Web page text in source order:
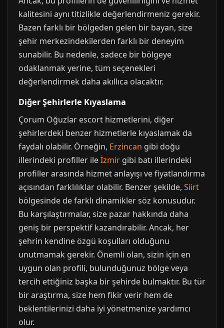
kalitesini aynı titizlikle değerlendirmeniz gerekir.
Bazen farklı bir bölgeden gelen bir bayan, size
şehir merkezindekilerden farklı bir deneyim
sunabilir. Bu nedenle, sadece bir bölgeye
odaklanmak yerine, tüm seçenekleri
değerlendirmek daha akıllıca olacaktır.
Diğer Şehirlerle Kıyaslama
Çorum Oğuzlar escort hizmetlerini, diğer
şehirlerdeki benzer hizmetlerle kıyaslamak da
faydalı olabilir. Örneğin, Erzincan gibi doğu
illerindeki profiller ileİzmir gibi batı illerindeki
profiller arasında hizmet anlayışı ve fiyatlandırma
açısından farklılıklar olabilir. Benzer şekilde, Siirt
bölgesinde de farklı dinamikler söz konusudur.
Bu karşılaştırmalar, size pazar hakkında daha
geniş bir perspektif kazandırabilir. Ancak, her
şehrin kendine özgü koşulları olduğunu
unutmamak gerekir. Önemli olan, sizin için en
uygun olan profili, bulunduğunuz bölge veya
tercih ettiğiniz başka bir şehirde bulmaktır. Bu tür
bir araştırma, size hem fikir verir hem de
beklentilerinizi daha iyi yönetmenize yardımcı
olur.